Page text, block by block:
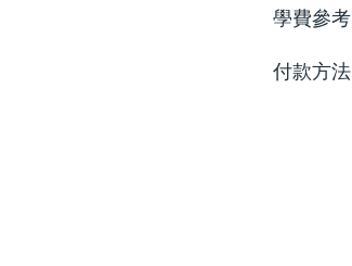
學費參考
付款方法